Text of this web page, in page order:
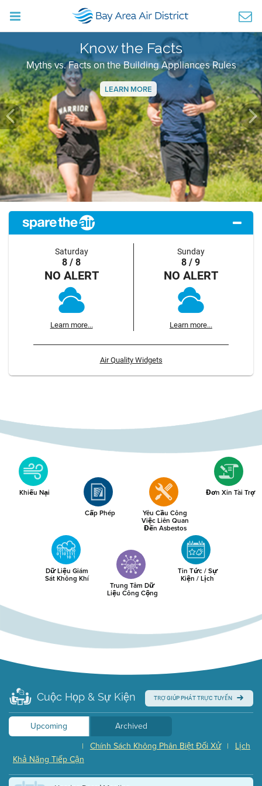
Know the Facts
Myths vs. Facts on the Building Appliances Rules
LEARN MORE
Previous
Saturday
8 / 8
NO ALERT
Learn more...
Sunday
8 / 9
NO ALERT
Learn more...
Air Quality Widgets
Khiếu Nại
Cấp Phép Yêu Cầu Công
Việc Liên Quan
Đến Asbestos
Đơn Xin Tài Trợ
Dữ Liệu Giám
Sát Không Khí
Trung Tâm Dữ
Liệu Công Cộng
Tin Tức / Sự
Kiện / Lịch
Cuộc Họp & Sự Kiện TRỢ GIÚP PHÁT TRỰC TUYẾN
Upcoming
Archived
Lịch
|
Chính Sách Không Phân Biệt Đối Xử
|
Khả Năng Tiếp Cận